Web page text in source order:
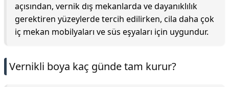
açısından, vernik dış mekanlarda ve dayanıklılık
gerektiren yüzeylerde tercih edilirken, cila daha çok
iç mekan mobilyaları ve süs eşyaları için uygundur.
Vernikli boya kaç günde tam kurur?